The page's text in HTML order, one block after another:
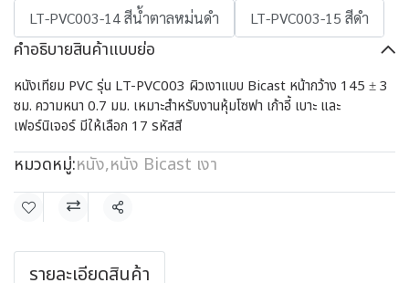
LT-PVC003-14 สีน้ำตาลหม่นดำ
LT-PVC003-15 สีดำ
คำอธิบายสินค้าแบบย่อ
หนังเทียม PVC รุ่น LT-PVC003 ผิวเงาแบบ Bicast หน้ากว้าง 145 ± 3
ซม. ความหนา 0.7 มม. เหมาะสำหรับงานหุ้มโซฟา เก้าอี้ เบาะ และ
เฟอร์นิเจอร์ มีให้เลือก 17 รหัสสี
หมวดหมู่:หนัง,หนัง Bicast เงา
แชร์
รายละเอียดสินค้า